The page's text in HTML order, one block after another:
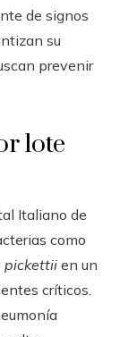
de signos
su
prevenir
lote
Italiano de
como
pickettii en un
críticos.